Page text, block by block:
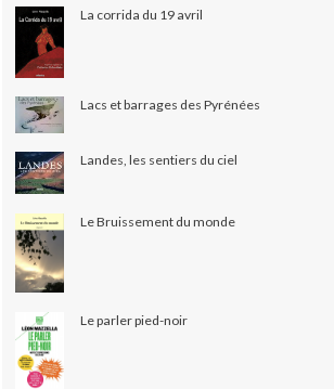
La corrida du 19 avril
Lacs et barrages des Pyrénées
Landes, les sentiers du ciel
Le Bruissement du monde
Le parler pied-noir